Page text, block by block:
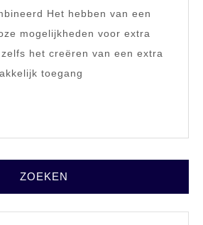
met
leuning
optimale
Het hebben van een
mogelijkheden voor extra
het creëren van een extra
toegang
ZOEKEN